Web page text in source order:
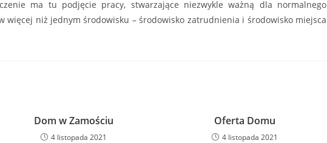
ma tu podjęcie pracy, stwarzające niezwykle ważną dla normalnego
więcej niż jednym środowisku – środowisko zatrudnienia i środowisko miejsca
Dom w Zamościu
4 listopada 2021
Oferta Domu
4 listopada 2021